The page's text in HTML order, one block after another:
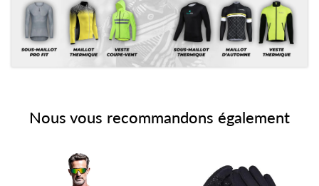
Nous vous recommandons également